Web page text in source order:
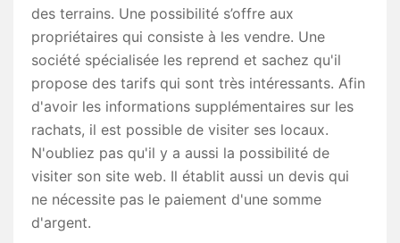
des terrains. Une possibilité s’offre aux
propriétaires qui consiste à les vendre. Une
société spécialisée les reprend et sachez qu'il
propose des tarifs qui sont très intéressants. Afin
d'avoir les informations supplémentaires sur les
rachats, il est possible de visiter ses locaux.
N'oubliez pas qu'il y a aussi la possibilité de
visiter son site web. Il établit aussi un devis qui
ne nécessite pas le paiement d'une somme
d'argent.